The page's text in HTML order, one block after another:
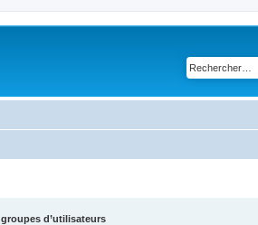
d’utilisateurs